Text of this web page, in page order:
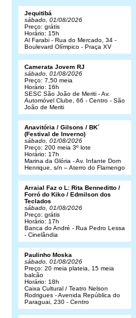
Jequitibá
sábado, 01/08/2026
Preço: grátis
Horário: 15h
Al Farabi - Rua do Mercado, 34 -
Boulevard Olímpico - Praça XV
Camerata Jovem RJ
sábado, 01/08/2026
Preço: 7,50 meia
Horário: 16h
SESC São João de Meriti - Av.
Automóvel Clube, 66 - Centro - São
João de Meriti
Anavitória / Gilsons / BK´
(Festival de Inverno)
sábado, 01/08/2026
Preço: 200 meia 3º lote
Horário: 17h
Marina da Glória - Av. Infante Dom
Henrique, s/n – Aterro do Flamengo
Arraial Faz o L: Rita Benneditto /
Forró do Kiko / Edmilson dos
Teclados
sábado, 01/08/2026
Preço: grátis
Horário: 17h
Banca do André - Rua Pedro Lessa
- Cinelândia
Paulinho Moska
sábado, 01/08/2026
Preço: 20 meia plateia, 15 meia
balcão
Horário: 18h
Caixa Cultural / Teatro Nelson
Rodrigues - Avenida República do
Paraguai, 230 - Centro